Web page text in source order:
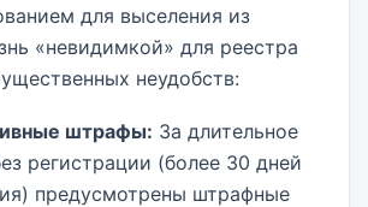
для выселения из
«невидимкой» для реестра
неудобств:
штрафы: За длительное
регистрации (более 30 дней
предусмотрены штрафные